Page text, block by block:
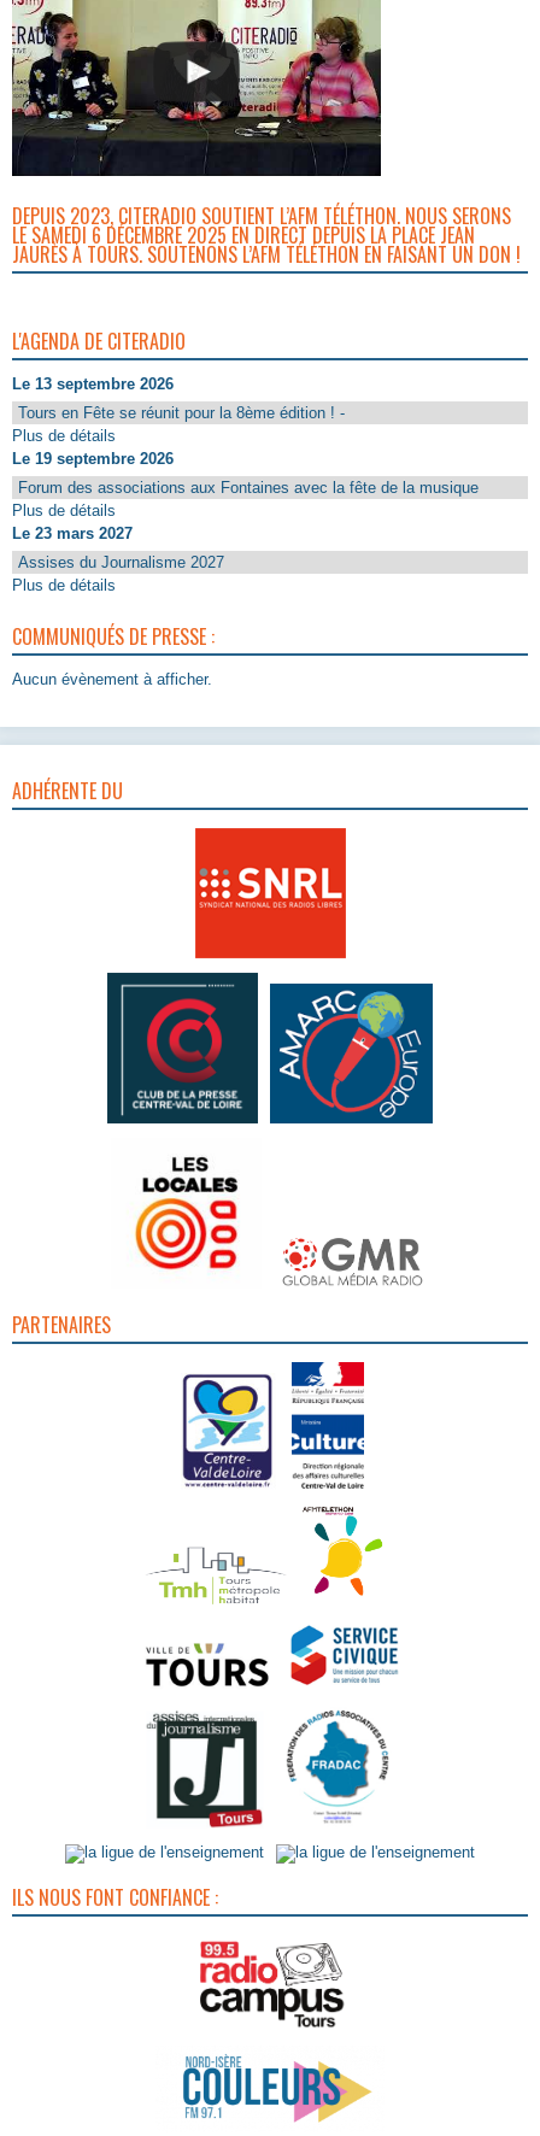
DEPUIS 2023, CITERADIO SOUTIENT L’AFM TÉLÉTHON. NOUS SERONS
LE SAMEDI 6 DÉCEMBRE 2025 EN DIRECT DEPUIS LA PLACE JEAN
JAURÈS À TOURS. SOUTENONS L’AFM TÉLÉTHON EN FAISANT UN DON !
L'AGENDA DE CITERADIO
Le 13 septembre 2026
Tours en Fête se réunit pour la 8ème édition ! -
Plus de détails
Le 19 septembre 2026
Forum des associations aux Fontaines avec la fête de la musique
Plus de détails
Le 23 mars 2027
Assises du Journalisme 2027
Plus de détails
COMMUNIQUÉS DE PRESSE :
Aucun évènement à afficher.
ADHÉRENTE DU
PARTENAIRES
ILS NOUS FONT CONFIANCE :